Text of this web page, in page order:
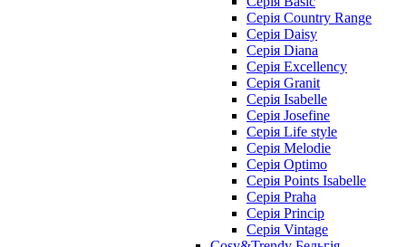
Серія Country Range
Серія Daisy
Серія Diana
Серія Excellency
Серія Granit
Серія Isabelle
Серія Josefine
Серія Life style
Серія Melodie
Серія Optimo
Серія Points Isabelle
Серія Praha
Серія Princip
Серія Vintage